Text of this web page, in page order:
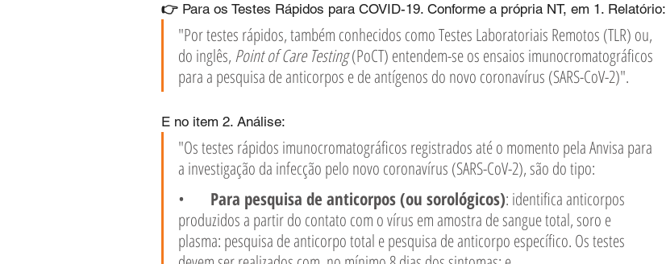
👉 Para os Testes Rápidos para COVID-19. Conforme a própria NT, em 1. Relatório:
"Por testes rápidos, também conhecidos como Testes Laboratoriais Remotos (TLR) ou,
do inglês, Point of Care Testing (PoCT) entendem-se os ensaios imunocromatográficos
para a pesquisa de anticorpos e de antígenos do novo coronavírus (SARS-CoV-2)".
E no item 2. Análise:
"Os testes rápidos imunocromatográficos registrados até o momento pela Anvisa para
a investigação da infecção pelo novo coronavírus (SARS-CoV-2), são do tipo:
Para pesquisa de anticorpos (ou sorológicos): identifica anticorpos
produzidos a partir do contato com o vírus em amostra de sangue total, soro e
plasma: pesquisa de anticorpo total e pesquisa de anticorpo específico. Os testes